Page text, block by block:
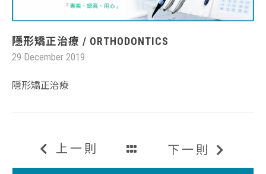
隱形矯正治療 / ORTHODONTICS
29 December 2019
隱形矯正治療
上一則 下一則